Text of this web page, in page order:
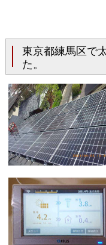
東京都練馬区で
た。